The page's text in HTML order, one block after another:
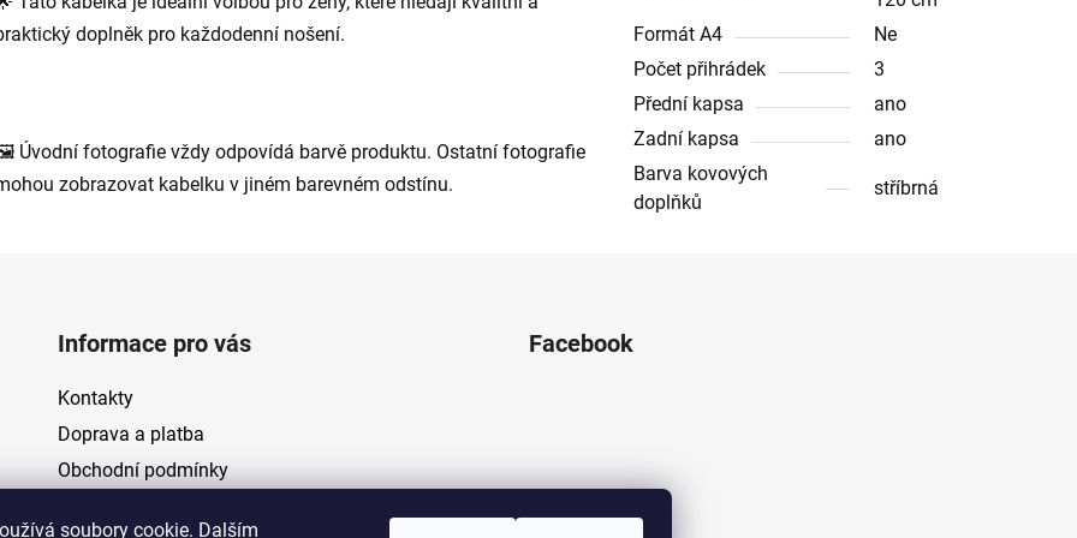
soubory cookie. Dalším
doplněk pro každodenní nošení.
Úvodní fotografie vždy odpovídá barvě produktu. Ostatní fotografie
zobrazovat kabelku v jiném barevném odstínu.
Formát A4
Ne
Počet přihrádek
3
Přední kapsa
ano
Zadní kapsa
ano
Barva kovových
doplňků
stříbrná
Informace pro vás
Kontakty
Doprava a platba
Obchodní podmínky
Facebook